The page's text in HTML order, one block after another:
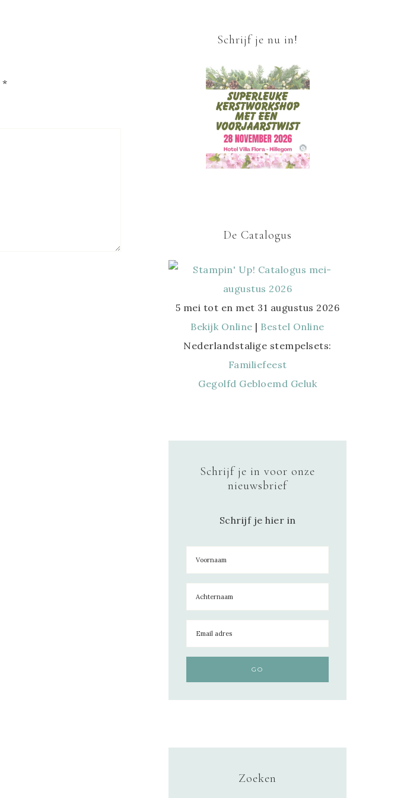
*
Schrijf je nu in!
De Catalogus
5 mei tot en met 31 augustus 2026
Bekijk Online | Bestel Online
Nederlandstalige stempelsets:
Familiefeest
Gegolfd Gebloemd Geluk
Schrijf je in voor onze
nieuwsbrief
Schrijf je hier in
Zoeken